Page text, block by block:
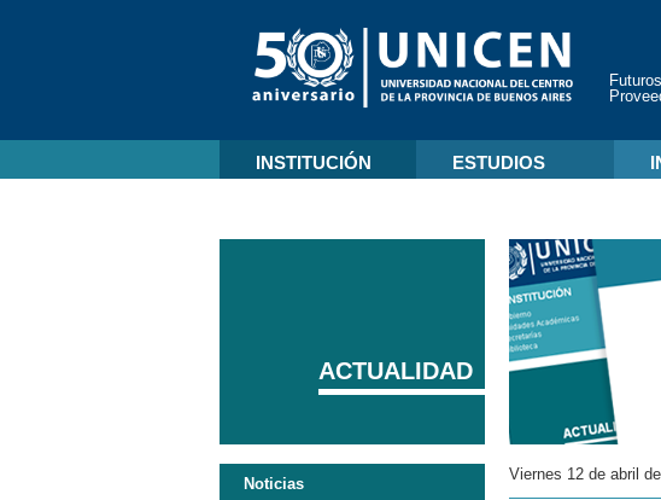
INSTITUCIÓN ESTUDIOS
Viernes 12 de abril
ACTUALIDAD
Noticias